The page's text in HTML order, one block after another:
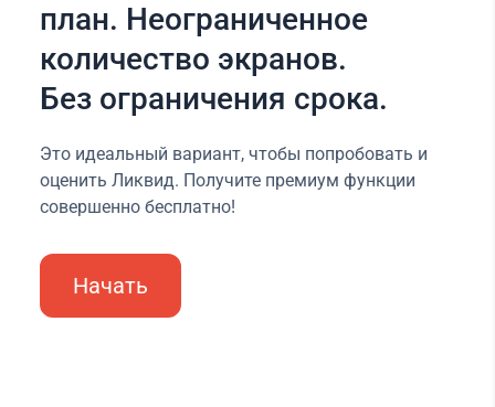
план. Неограниченное
количество экранов.
Без ограничения срока.
Это идеальный вариант, чтобы попробовать и
оценить Ликвид. Получите премиум функции
совершенно бесплатно!
Начать